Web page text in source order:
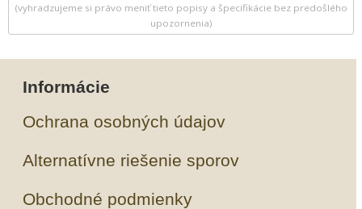
(vyhradzujeme si právo meniť tieto popisy a špecifikácie bez predošlého
upozornenia)
Informácie
Ochrana osobných údajov
Alternatívne riešenie sporov
Obchodné podmienky